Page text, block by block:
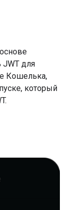
JWT для
Кошелька,
который